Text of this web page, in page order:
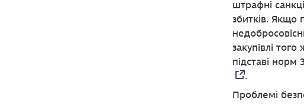
штрафні
збитків. Якщо
закупівлі
підставі норм
.
Проблемі